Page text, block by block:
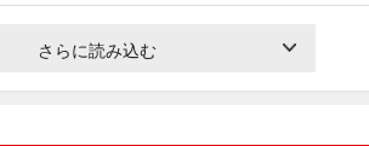
さらに読み込む